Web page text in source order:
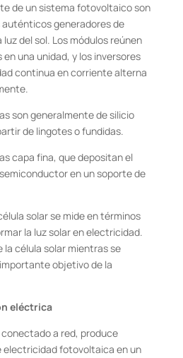
de un sistema fotovoltaico son
auténticos generadores de
del sol. Los módulos reúnen
una unidad, y los inversores
continua en corriente alterna
son generalmente de silicio
de lingotes o fundidas.
capa fina, que depositan el
en un soporte de
solar se mide en términos
la luz solar en electricidad.
la célula solar mientras se
objetivo de la
eléctrica
a red, produce
electricidad fotovoltaica en un